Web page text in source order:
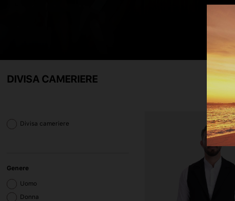
DIVISA CAMERIERE
Divisa cameriere
Genere
Uomo
Donna